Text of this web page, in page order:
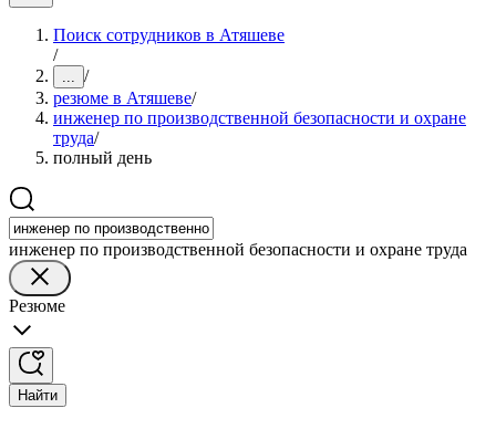
Поиск сотрудников в Атяшеве
/
... /
резюме в Атяшеве/
инженер по производственной безопасности и охране
труда/
полный день
инженер по производственной безопасности и охране труда
Резюме
Найти